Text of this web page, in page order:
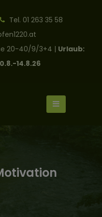
Tel. 01 263 35 58
20-40/9/3+4 | Urlaub:
14.8.26